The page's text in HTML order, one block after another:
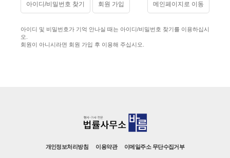
아이디/비밀번호 찾기 회원 가입 메인페이지로 이동
아이디 및 비밀번호가 기억 안나실 때는 아이디/비밀번호 찾기를 이용하십시
오.
회원이 아니시라면 회원 가입 후 이용해 주십시오.
개인정보처리방침 이용약관 이메일주소 무단수집거부